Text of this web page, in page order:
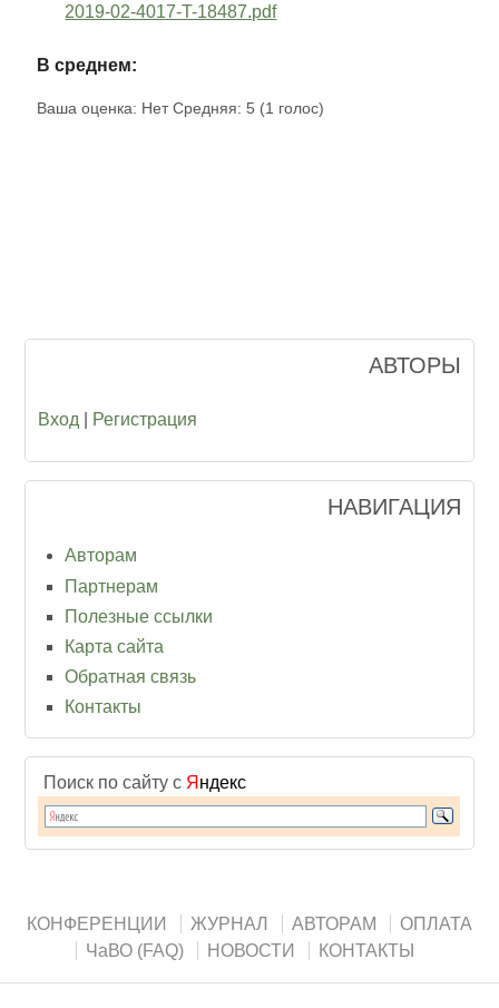
2019-02-4017-T-18487.pdf
В среднем:
Ваша оценка: Нет Средняя:5 (1 голос)
АВТОРЫ
Вход Регистрация
НАВИГАЦИЯ
Авторам
Партнерам
Полезные ссылки
Карта сайта
Обратная связь
Контакты
Поиск по сайту с Я ндекс
КОНФЕРЕНЦИИ ЖУРНАЛ АВТОРАМ
ОПЛАТА
ЧаВО (FAQ)
НОВОСТИ КОНТАКТЫ